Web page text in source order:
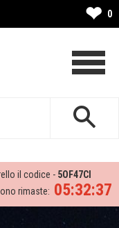
❤ 0
il codice - 5OF47CI
05:32:37
rimaste: